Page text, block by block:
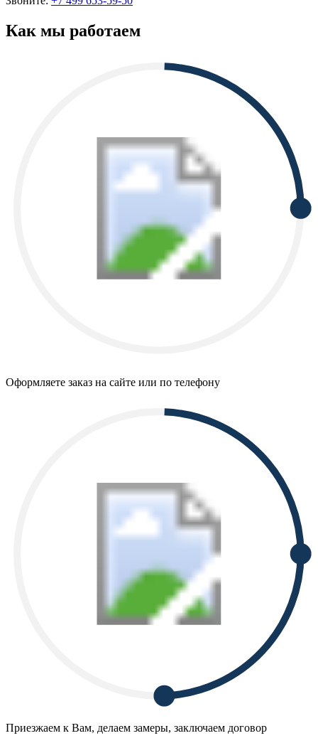
Как мы работаем
Оформляете заказ на сайте или по телефону
Приезжаем к Вам, делаем замеры, заключаем договор